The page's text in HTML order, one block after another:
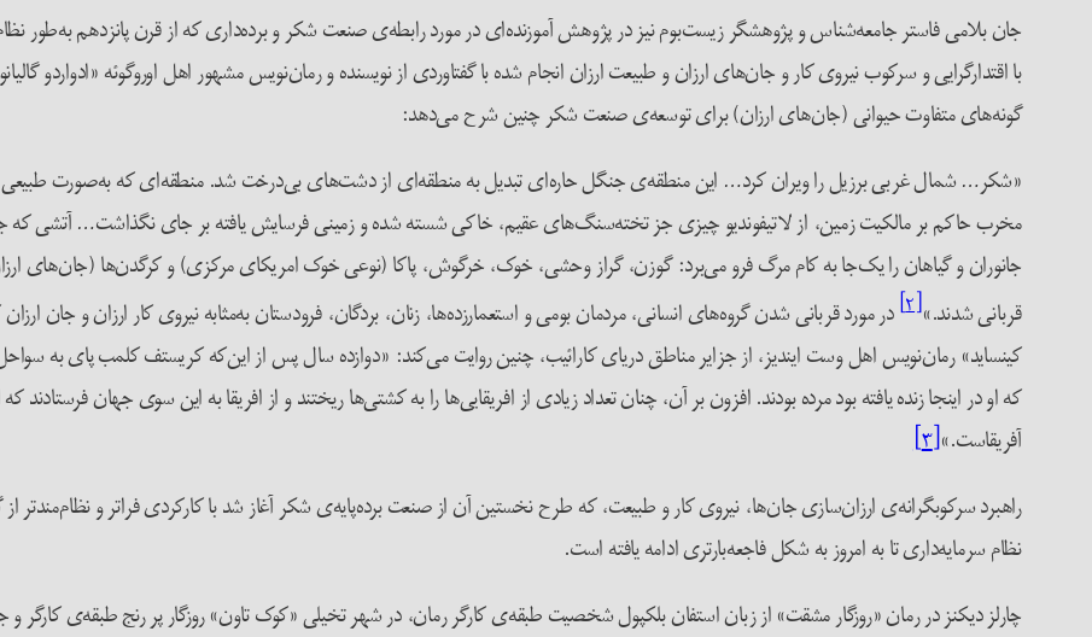
جان بلامی فاستر جامعه‌شناس و پژوهشگر زیست‌بوم نیز در پژوهش آموزنده‌ای در مورد رابطه‌ی صنعت شکر و برده‌داری که از قرن پانزدهم به‌طور
با اقتدارگرایی و سرکوب نیروی کار و جان‌های ارزان و طبیعت ارزان انجام شده با گفتاوردی از نویسنده و رمان‌نویس مشهور اهل اوروگوئه «ادواردو
گونه‌های متفاوت حیوانی (جان‌های ارزان) برای توسعه‌ی صنعت شکر چنین شرح می‌دهد:
«شکر… شمال غربی برزیل را ویران کرد… این منطقه‌ی جنگل حاره‌ای تبدیل به منطقه‌ای از دشت‌های بی‌درخت شد. منطقه‌ای که به‌صورت طبیعی
مخرب حاکم بر مالکیت زمین، از لاتیفوندیو چیزی جز تخته‌سنگ‌های عقیم، خاکی شسته شده و زمینی فرسایش یافته بر جای نگذاشت… آتشی که
جانوران و گیاهان را یک‌جا به کام مرگ فرو می‌برد: گوزن، گراز وحشی، خوک، خرگوش، پاکا (نوعی خوک امریکای مرکزی) و کرگدن‌ها (جان‌های
قربانی شدند.»[۲]
در مورد قربانی شدن گروه‌های انسانی، مردمان بومی و استعمارزده‌ها، زنان، بردگان، فرودستان به‌مثابه نیروی کار ارزان و جان
کینساید» رمان‌نویس اهل وست ایندیز، از جزایر مناطق دریای کارائیب، چنین روایت می‌کند: «دوازده سال پس از این‌که کریستف کلمب پای به
که او در اینجا زنده‌ یافته بود مرده بودند. افزون بر آن، چنان تعداد زیادی از افریقایی‌ها را به کشتی‌ها ریختند و از افریقا به این سوی جهان
آفریقاست.»[۳]
راهبرد سرکوبگرانه‌ی ارزان‌سازی جان‌ها، نیروی کار و طبیعت، که طرح نخستین آن از صنعت برده‌پایه‌ی شکر آغاز شد با کارکردی فراتر و
نظام سرمایه‌داری تا به امروز به شکل فاجعه‌بارتری ادامه ‌یافته است.
چارلز دیکنز در رمان «روزگار مشقت» از زبان استفان بلکپول شخصیت طبقه‌ی کارگر رمان، در شهر تخیلی «کوک تاون» روزگار پر رنج طبقه‌ی